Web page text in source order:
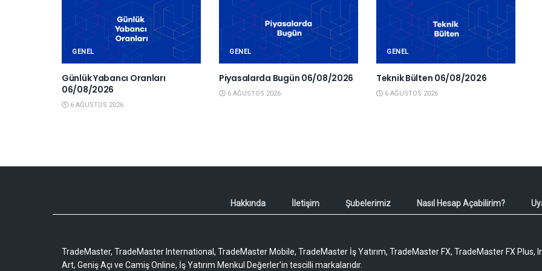
GENEL
Günlük Yabancı Oranları
06/08/2026
6 AĞUSTOS 2026
GENEL
Piyasalarda Bugün 06/08/2026
6 AĞUSTOS 2026
GENEL
Teknik Bülten 06/08/2026
6 AĞUSTOS 2026
Hakkında İletişim Şubelerimiz Nasıl Hesap Açabilirim?
TradeMaster, TradeMaster International, TradeMaster Mobile, TradeMaster İş Yatırım, TradeMaster FX, TradeMaster FX Plus,
Art, Geniş Açı ve Camiş Online, İş Yatırım Menkul Değerler'in tescilli markalarıdır.